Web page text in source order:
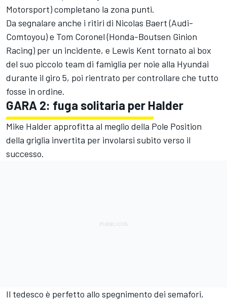
Motorsport) completano la zona punti.
Da segnalare anche i ritiri di Nicolas Baert (Audi-
Comtoyou) e Tom Coronel (Honda-Boutsen Ginion
Racing) per un incidente, e Lewis Kent tornato ai box
del suo piccolo team di famiglia per noie alla Hyundai
durante il giro 5, poi rientrato per controllare che tutto
fosse in ordine.
GARA 2: fuga solitaria per Halder
Mike Halder approfitta al meglio della Pole Position
della griglia invertita per involarsi subito verso il
successo.
Il tedesco è perfetto allo spegnimento dei semafori,